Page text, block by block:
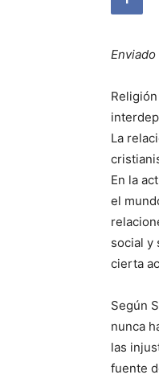
La
En la
el
social y
cierta
Según
nunca
las
fuente